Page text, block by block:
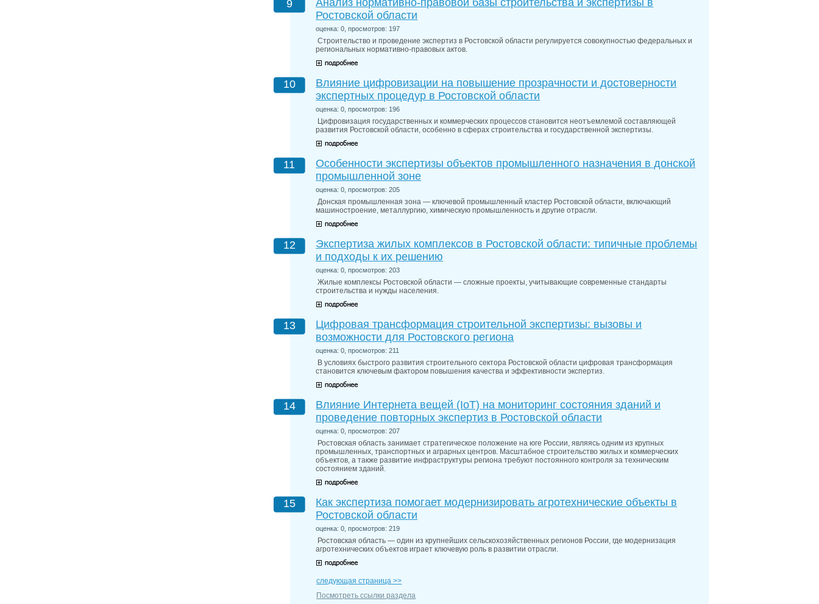
9
Анализ нормативно-правовой базы строительства и экспертизы в
Ростовской области
оценка: 0, просмотров: 197
Строительство и проведение экспертиз в Ростовской области регулируется совокупностью федеральных и
региональных нормативно-правовых актов.
10
Влияние цифровизации на повышение прозрачности и достоверности
экспертных процедур в Ростовской области
оценка: 0, просмотров: 196
Цифровизация государственных и коммерческих процессов становится неотъемлемой составляющей
развития Ростовской области, особенно в сферах строительства и государственной экспертизы.
11
Особенности экспертизы объектов промышленного назначения в донской
промышленной зоне
оценка: 0, просмотров: 205
Донская промышленная зона — ключевой промышленный кластер Ростовской области, включающий
машиностроение, металлургию, химическую промышленность и другие отрасли.
12
Экспертиза жилых комплексов в Ростовской области: типичные проблемы
и подходы к их решению
оценка: 0, просмотров: 203
Жилые комплексы Ростовской области — сложные проекты, учитывающие современные стандарты
строительства и нужды населения.
13
Цифровая трансформация строительной экспертизы: вызовы и
возможности для Ростовского региона
оценка: 0, просмотров: 211
В условиях быстрого развития строительного сектора Ростовской области цифровая трансформация
становится ключевым фактором повышения качества и эффективности экспертиз.
14
Влияние Интернета вещей (IoT) на мониторинг состояния зданий и
проведение повторных экспертиз в Ростовской области
оценка: 0, просмотров: 207
Ростовская область занимает стратегическое положение на юге России, являясь одним из крупных
промышленных, транспортных и аграрных центров. Масштабное строительство жилых и коммерческих
объектов, а также развитие инфраструктуры региона требуют постоянного контроля за техническим
состоянием зданий.
15
Как экспертиза помогает модернизировать агротехнические объекты в
Ростовской области
оценка: 0, просмотров: 219
Ростовская область — один из крупнейших сельскохозяйственных регионов России, где модернизация
агротехнических объектов играет ключевую роль в развитии отрасли.
следующая страница >>
Посмотреть ссылки раздела